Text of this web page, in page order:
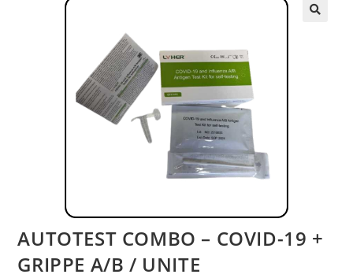
AUTOTEST COMBO – COVID-19 +
GRIPPE A/B / UNITE